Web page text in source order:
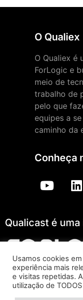
O Qualiex
O Qualiex é
ForLogic e
meio de
trabalho de
pelo que
equipes a
caminho da
Conheça
Qualicast é
Qualicast –
Todos os direitos
Usamos cookies
experiência mais
e visitas repetidas.
utilização de